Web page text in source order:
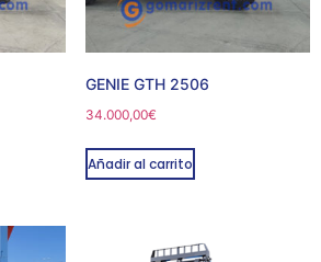
GENIE GTH 2506
34.000,00€
Añadir al carrito